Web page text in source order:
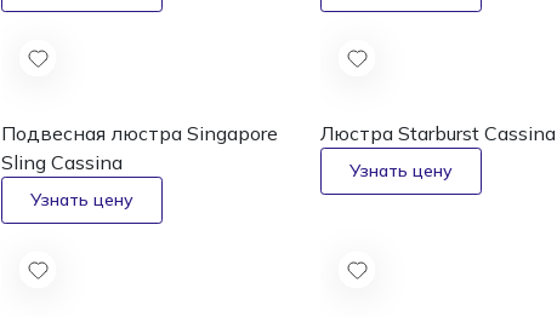
Подвесная люстра Singapore
Sling Cassina
Люстра StarburstCassina